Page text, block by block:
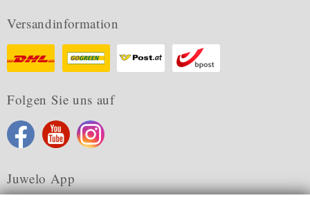
Versandinformation
Folgen Sie uns auf
Juwelo App